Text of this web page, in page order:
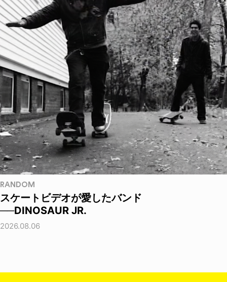
RANDOM
スケートビデオが愛したバンド
──DINOSAUR JR.
2026.08.06